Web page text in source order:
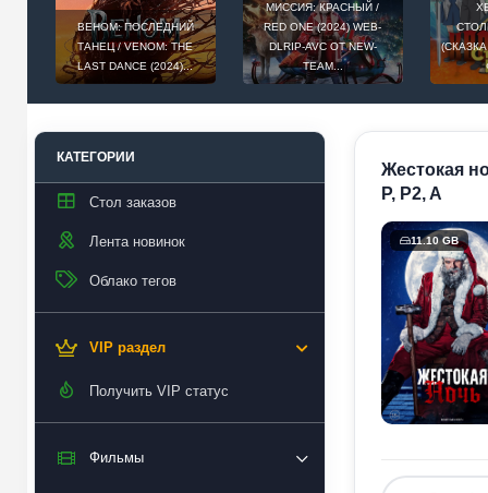
ВЕНОМ: ПОСЛЕДНИЙ
ТАНЕЦ / VENOM: THE
LAST DANCE (2024)...
МИССИЯ: КРАСНЫЙ /
RED ONE (2024) WEB-
DLRIP-AVC ОТ NEW-
TEAM...
КАТЕГОРИИ
Стол заказов
Лента новинок
Облако тегов
VIP раздел
Получить VIP статус
Фильмы
Жестокая
P, P2, A
11.10 GB